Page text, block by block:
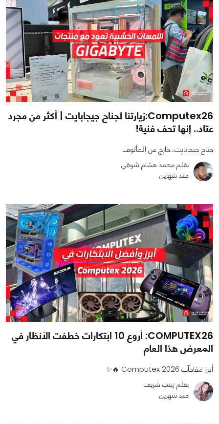
1510
0
0
Computex26:زيارتنا لجناح جيجابايت | أكثر من مجرد
عتاد.. إنها تحف فنية!
جناح جيجابايت...خارج عن المألوف
بقلم محمد هشام شوقي
منذ شهرين
COMPUTEX26: أروع 10 ابتكارات خطفت الأنظار في
المعرض هذا العام
أبرز مفاجآت Computex 2026 🔥✨
بقلم زينب شريف
منذ شهرين